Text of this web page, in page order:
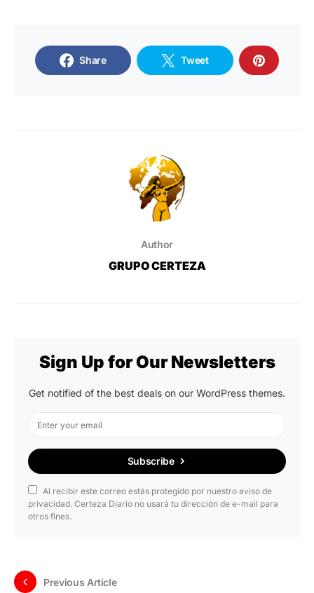
Share Tweet
Author
GRUPO CERTEZA
Sign Up for Our Newsletters
Get notified of the best deals on our WordPress themes.
Subscribe
Al recibir este correo estás protegido por nuestro aviso de
privacidad. Certeza Diario no usará tu dirección de e-mail para
otros fines.
Previous Article